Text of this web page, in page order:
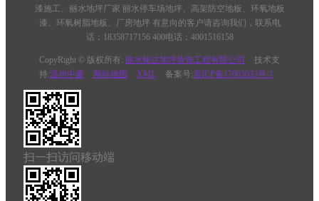
漆施工、丽水地坪厂家 丽水停车场地坪、高架防空地板、环氧地板
漆、环氧树脂地板、厂房地坪 有意向的客户请咨询我们，联系电
话：18358717156 400电话：4001516158
CopyRight © 版权所有: 丽水铭达地坪装饰工程有限公司
技术支
持:温州中豪 网站地图 XML 备案号:浙ICP备17003033号-1
扫一扫访问移动端